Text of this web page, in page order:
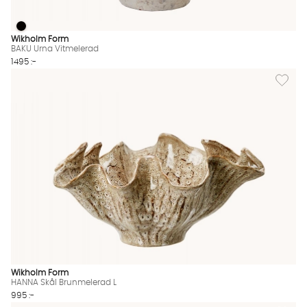
BAKU Urna Vitmelerad Finns även i dessa färger:
BAKU Urna Vitmelerad
Wikholm Form
BAKU Urna Vitmelerad
1495 :-
Lägg
Wikholm Form
HANNA Skål Brunmelerad L
995 :-